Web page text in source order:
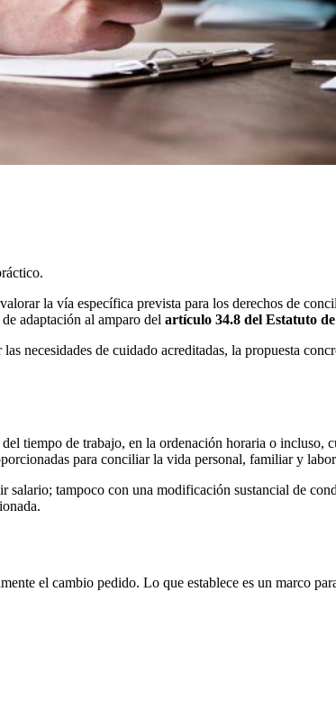
la vía específica prevista para los derechos de
adaptación al amparo del artículo 34.8 del Estatuto
necesidades de cuidado acreditadas, la propuesta
tiempo de trabajo, en la ordenación horaria o incluso,
para conciliar la vida personal, familiar y
salario; tampoco con una modificación sustancial de
el cambio pedido. Lo que establece es un marco